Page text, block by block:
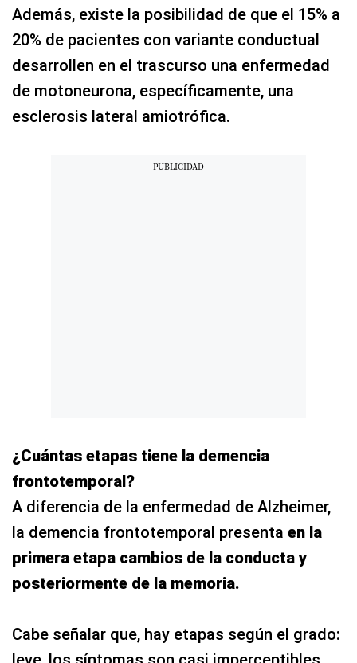
Además, existe la posibilidad de que el 15% a
20% de pacientes con variante conductual
desarrollen en el trascurso una enfermedad
de motoneurona, específicamente, una
esclerosis lateral amiotrófica.
¿Cuántas etapas tiene la demencia
frontotemporal?
A diferencia de la enfermedad de Alzheimer,
la demencia frontotemporal presenta en la
primera etapa cambios de la conducta y
posteriormente de la memoria.
Cabe señalar que, hay etapas según el grado: